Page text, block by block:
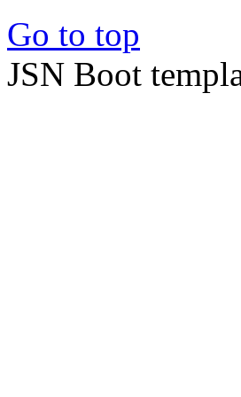
Go to top
JSN Boot